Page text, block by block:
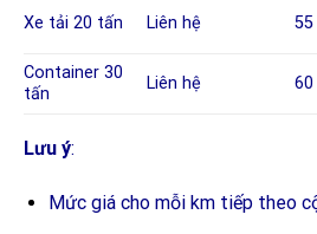
Xe tải 20 tấn Liên hệ
Container 30
tấn
Liên hệ
Lưu ý:
Mức giá cho mỗi km tiếp theo